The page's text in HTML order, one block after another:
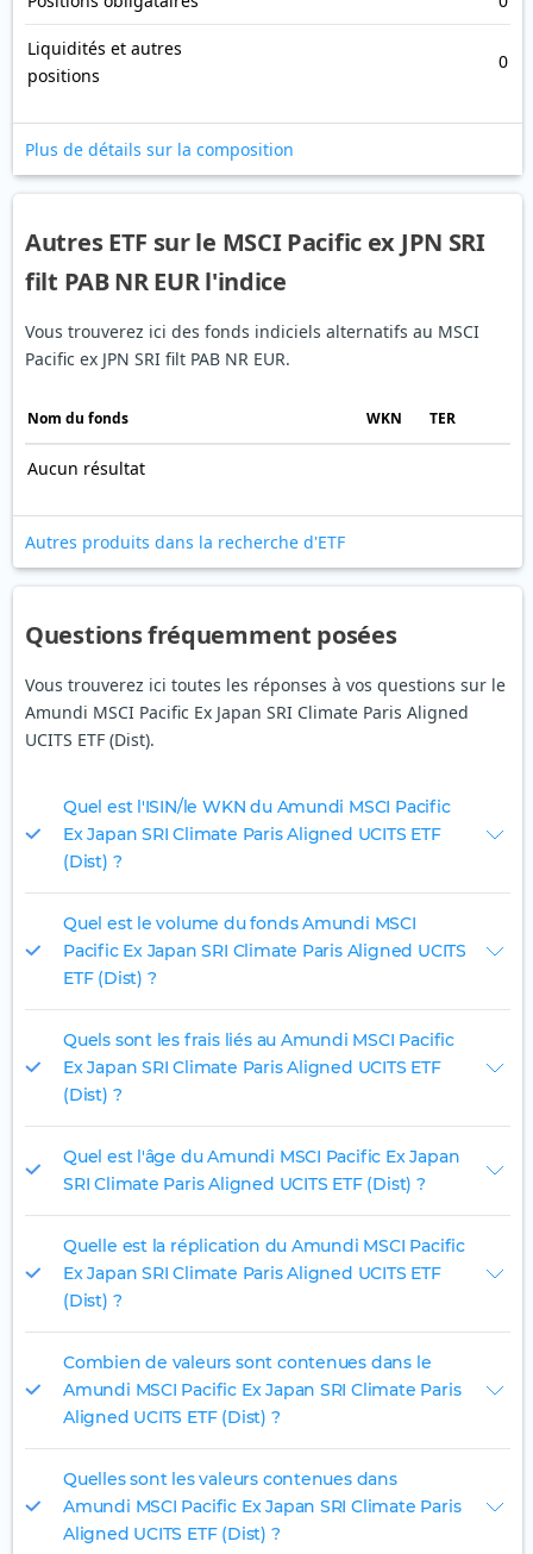
Liquidités et autres
positions
0
Plus de détails sur la composition
Autres ETF sur le MSCI Pacific ex JPN SRI
filt PAB NR EUR l'indice
Vous trouverez ici des fonds indiciels alternatifs au MSCI
Pacific ex JPN SRI filt PAB NR EUR.
Nom du fonds WKN TER
Aucun résultat
Autres produits dans la recherche d'ETF
Questions fréquemment posées
Vous trouverez ici toutes les réponses à vos questions sur le
Amundi MSCI Pacific Ex Japan SRI Climate Paris Aligned
UCITS ETF (Dist).
Quel est l'ISIN/le WKN du Amundi MSCI Pacific
Ex Japan SRI Climate Paris Aligned UCITS ETF
(Dist) ?
Quel est le volume du fonds Amundi MSCI
Pacific Ex Japan SRI Climate Paris Aligned UCITS
ETF (Dist) ?
Quels sont les frais liés au Amundi MSCI Pacific
Ex Japan SRI Climate Paris Aligned UCITS ETF
(Dist) ?
Quel est l'âge du Amundi MSCI Pacific Ex Japan
SRI Climate Paris Aligned UCITS ETF (Dist) ?
Quelle est la réplication du Amundi MSCI Pacific
Ex Japan SRI Climate Paris Aligned UCITS ETF
(Dist) ?
Combien de valeurs sont contenues dans le
Amundi MSCI Pacific Ex Japan SRI Climate Paris
Aligned UCITS ETF (Dist) ?
Quelles sont les valeurs contenues dans
Amundi MSCI Pacific Ex Japan SRI Climate Paris
Aligned UCITS ETF (Dist) ?